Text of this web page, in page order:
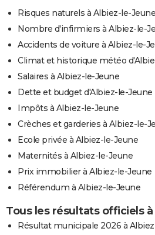
Risques naturels à Albiez-le-Jeune
Nombre d'infirmiers à Albiez-le-
Accidents de voiture à Albiez-le-
Climat et historique météo
Salaires à Albiez-le-Jeune
Dette et budget d'Albiez-le-Jeune
Impôts à Albiez-le-Jeune
Crèches et garderies à Albiez-le-
Ecole privée à Albiez-le-Jeune
Maternités à Albiez-le-Jeune
Prix immobilier à Albiez-le-Jeune
Référendum à Albiez-le-Jeune
Tous les résultats officiels
Résultat municipale 2026 à